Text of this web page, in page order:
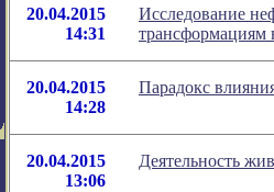
20.04.2015
14:31
Исследование
трансформациям
20.04.2015
14:28
Парадокс
20.04.2015
13:06
Деятельность